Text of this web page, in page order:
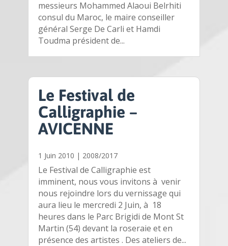
messieurs Mohammed Alaoui Belrhiti
consul du Maroc, le maire conseiller
général Serge De Carli et Hamdi
Toudma président de...
Le Festival de
Calligraphie –
AVICENNE
1 Juin 2010 | 2008/2017
Le Festival de Calligraphie est
imminent, nous vous invitons à venir
nous rejoindre lors du vernissage qui
aura lieu le mercredi 2 Juin, à 18
heures dans le Parc Brigidi de Mont St
Martin (54) devant la roseraie et en
présence des artistes . Des ateliers de...